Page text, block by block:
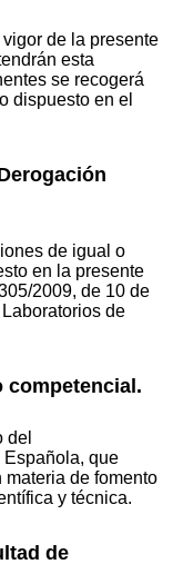
de la presente
esta
se recogerá
dispuesto en el
de igual o
en la presente
2009, de 10 de
de
del
Española, que
de fomento
y técnica.
de